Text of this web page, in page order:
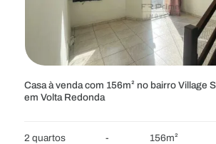
Casa à venda com 156m² no bairro Village
em Volta Redonda
2 quartos - 156m²